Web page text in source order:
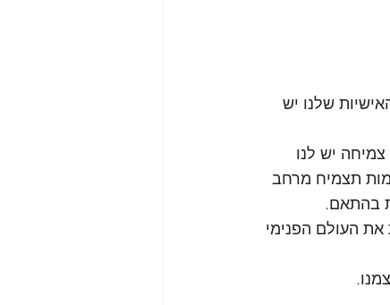
שלנו יש
יש לנו
תצמיח מרחב
בהתאם.
העולם הפנימי